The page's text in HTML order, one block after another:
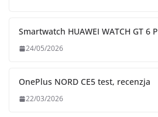
Smartwatch HUAWEI WATCH GT 6
24/05/2026
OnePlus NORD CE5 test, recenzja
22/03/2026